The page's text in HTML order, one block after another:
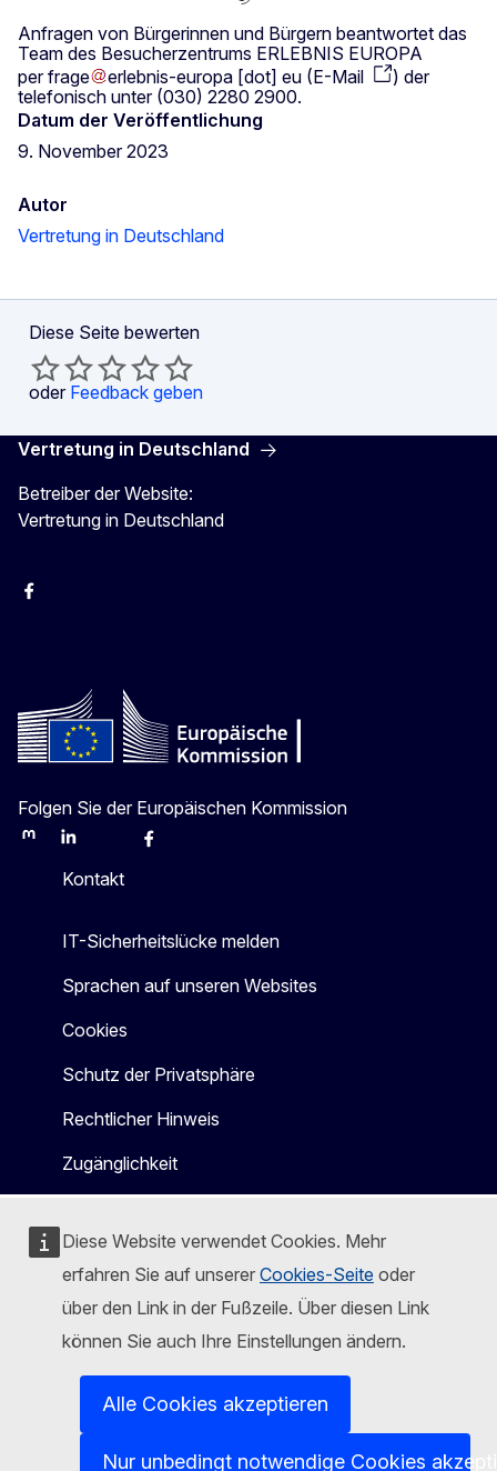
Diese Website verwendet Cookies. Mehr
erfahren Sie auf unserer Cookies-Seite oder
über den Link in der Fußzeile. Über diesen Link
können Sie auch Ihre Einstellungen ändern.
Alle Cookies akzeptieren
Nur unbedingt notwendige Cookies
Anfragen von Bürgerinnen und Bürgern beantwortet das
Team des Besucherzentrums ERLEBNIS EUROPA
perfrage erlebnis-europa [dot] eu (E-Mail ) der
telefonisch unter (030) 2280 2900.
Datum der Veröffentlichung
9. November 2023
Autor
Vertretung in Deutschland
Diese Seite bewerten
oder Feedback geben
Vertretung in Deutschland
Betreiber der Website:
Vertretung in Deutschland
facebook
Folgen Sie der Europäischen Kommission
MastodonLinkedInBlueskyFacebook
Kontakt
IT-Sicherheitslücke melden
Sprachen auf unseren Websites
Cookies
Schutz der Privatsphäre
Rechtlicher Hinweis
Zugänglichkeit